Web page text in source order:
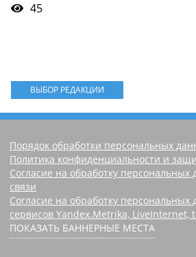
45
ВЫБОР РЕДАКЦИИ
Порядок обработки персональных
Политика конфиденциальности и
Согласие на обработку персональных
связи
Согласие на обработку
сервисов Yandex.Metrika, LiveInternet,
ПОКАЗАТЬ БАННЕРНЫЕ МЕСТА